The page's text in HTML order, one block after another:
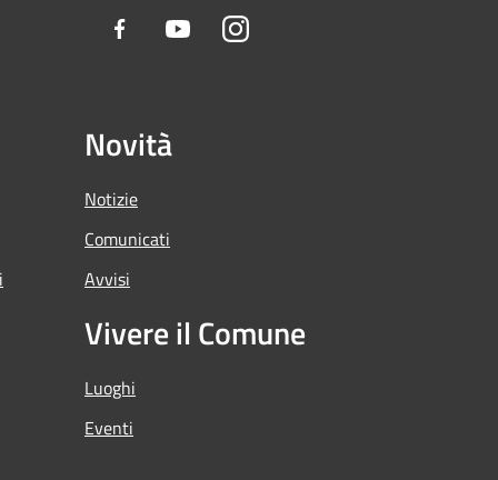
Facebook YoutubeInstagram
Novità
Notizie
Comunicati
Avvisi
Vivere il Comune
Luoghi
Eventi